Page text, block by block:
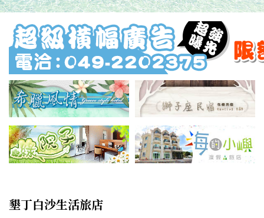
墾丁白沙生活旅店